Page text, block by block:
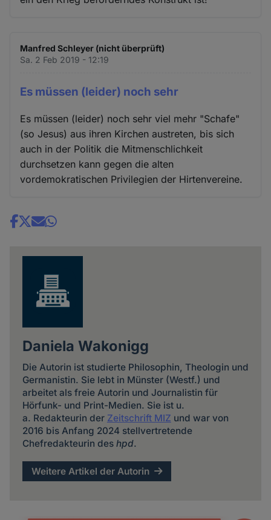
Manfred Schleyer (nicht überprüft)
Sa. 2 Feb 2019 - 12:19
Es müssen (leider) noch sehr
Es müssen (leider) noch sehr viel mehr "Schafe"
(so Jesus) aus ihren Kirchen austreten, bis sich
auch in der Politik die Mitmenschlichkeit
durchsetzen kann gegen die alten
vordemokratischen Privilegien der Hirtenvereine.
Share
Daniela Wakonigg
Die Autorin ist studierte Philosophin, Theologin und
Germanistin. Sie lebt in Münster (Westf.) und
arbeitet als freie Autorin und Journalistin für
Hörfunk- und Print-Medien. Sie ist u.
a. Redakteurin der Zeitschrift MIZ und war von
2016 bis Anfang 2024 stellvertretende
Chefredakteurin des hpd.
Weitere Artikel der Autorin